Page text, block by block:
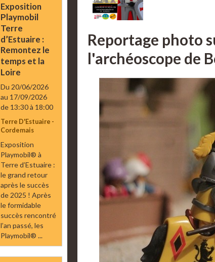
Reportage photo
l'archéoscope de
Exposition
Playmobil
Terre
d’Estuaire :
Remontez le
temps et la
Loire
Du 20/06/2026
au 17/09/2026
de 13:30à 18:00
Terre D'Estuaire -
Cordemais
Exposition
Playmobil® à
Terre d’Estuaire :
le grand retour
après le succès
de 2025 ! Après
le formidable
succès rencontré
l’an passé, les
Playmobil® ...